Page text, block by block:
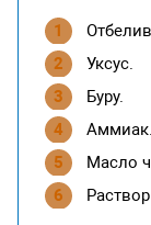
Уксус.
Буру.
Аммиак.
Масло